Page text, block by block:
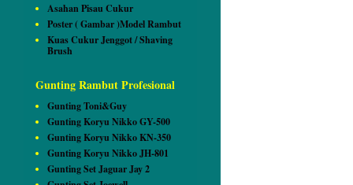
Asahan Pisau Cukur
Poster ( Gambar )Model Rambut
Kuas Cukur Jenggot / Shaving
Brush
Gunting Rambut Profesional
Gunting Toni&Guy
Gunting Koryu Nikko GY-500
Gunting Koryu Nikko KN-350
Gunting Koryu Nikko JH-801
Gunting Set Jaguar Jay 2